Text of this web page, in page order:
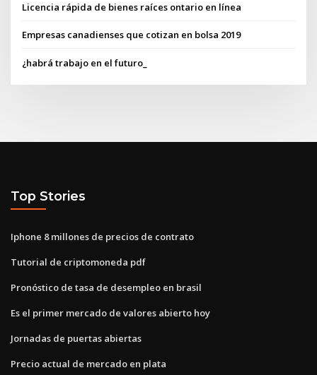
Licencia rápida de bienes raíces ontario en línea
Empresas canadienses que cotizan en bolsa 2019
¿habrá trabajo en el futuro_
Top Stories
Iphone 8 millones de precios de contrato
Tutorial de criptomoneda pdf
Pronóstico de tasa de desempleo en brasil
Es el primer mercado de valores abierto hoy
Jornadas de puertas abiertas
Precio actual de mercado en plata